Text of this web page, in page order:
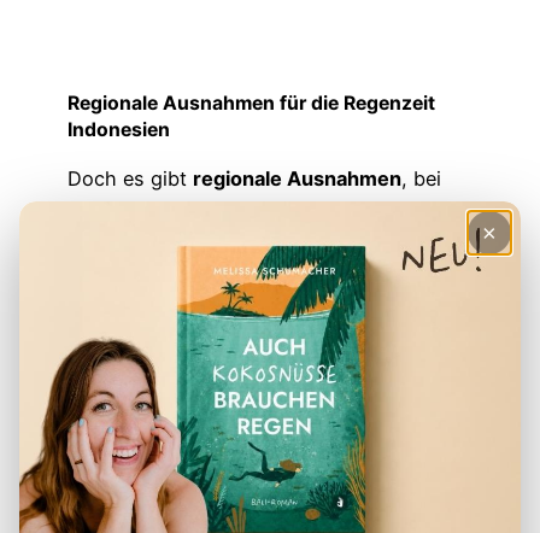
Regionale Ausnahmen für die Regenzeit
Indonesien
Doch es gibt regionale Ausnahmen, bei
denen der Regenaußerhalbdieser
typischen Monate fällt – oder gar
kein
eindeutiger Wechselzwischen Regen-
und Trockenzeit erkennbar ist:
West- und Südwest-Java
Auch während deroffiziellen
Trockenzeitkann es hier zu
Regenfällen kommen – besonders in
den Hochlagen rund umBandung
×